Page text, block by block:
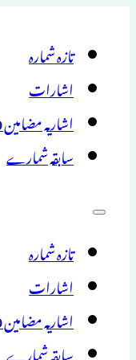
تازہ شمارہ
اشارات
اشاریہ مضامین 2010 – تا حال
سابقہ شمارے
تازہ شمارہ
اشارات
اشاریہ مضامین 2010 – تا حال
سابقہ شمارے